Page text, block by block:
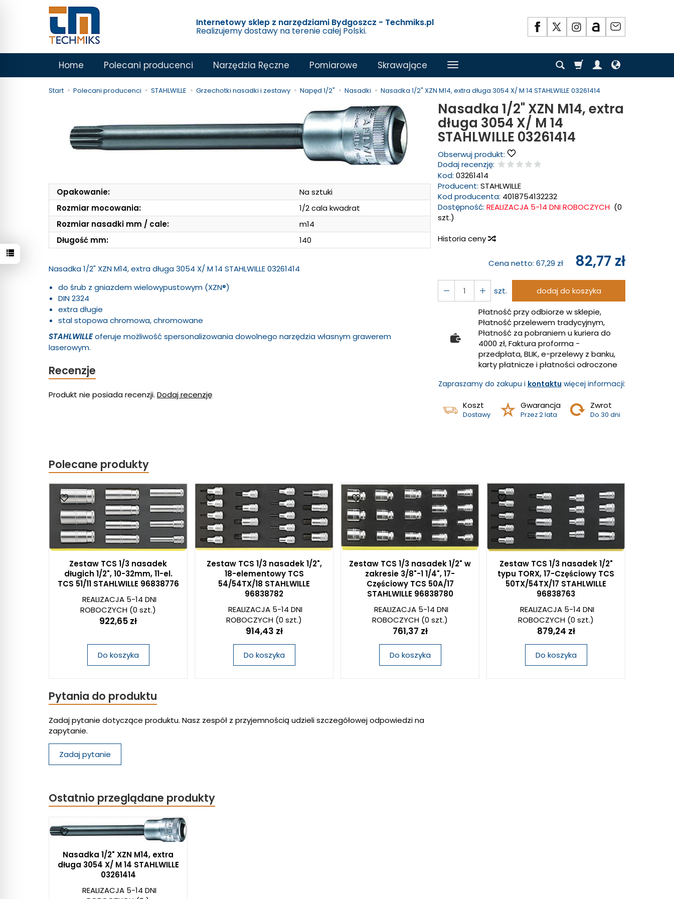
Internetowy sklep z narzędziami Bydgoszcz - Techmiks.pl
Realizujemy dostawy na terenie całej Polski.
Home Polecani producenci Narzędzia Ręczne Pomiarowe Skrawające
Start Polecani producenci STAHLWILLE Grzechotki nasadki i zestawy Napęd 1/2" Nasadki Nasadka 1/2" XZN M14, extra długa 3054 X/ M 14 STAHLWILLE 03261414
Nasadka 1/2" XZN M14, extra
długa 3054 X/ M 14
STAHLWILLE 03261414
Obserwuj produkt:
Dodaj recenzję:
Kod: 03261414
Producent: STAHLWILLE
Kod producenta: 4018754132232
Dostępność: REALIZACJA 5-14 DNI ROBOCZYCH (0
szt.)
Historia ceny
Cena netto: 67,29 zł 82,77 zł
szt.
dodaj do koszyka
Płatność przy odbiorze w sklepie,
Płatność przelewem tradycyjnym,
Płatność za pobraniem u kuriera do
4000 zł, Faktura proforma -
przedpłata, BLIK, e-przelewy z banku,
karty płatnicze i płatności odroczone
Zapraszamy do zakupu i kontaktu więcej informacji:
Koszt
Dostawy
Gwarancja
Przez 2 lata
Zwrot
Do 30 dni
Opakowanie:
Na sztuki
Rozmiar mocowania:
1/2 cala kwadrat
Rozmiar nasadki mm / cale:
m14
Długość mm:
140
Nasadka 1/2" XZN M14, extra długa 3054 X/ M 14 STAHLWILLE 03261414
do śrub z gniazdem wielowypustowym (XZN®)
DIN 2324
extra długie
stal stopowa chromowa, chromowane
STAHLWILLEoferuje możliwość spersonalizowania dowolnego narzędzia własnym grawerem
laserowym.
Recenzje
Produkt nie posiada recenzji. Dodaj recenzję
Polecane produkty
Zestaw TCS 1/3 nasadek
długich 1/2", 10-32mm, 11-el.
TCS 51/11 STAHLWILLE 96838776
REALIZACJA 5-14 DNI
ROBOCZYCH (0 szt.)
922,65 zł
Do koszyka
Zestaw TCS 1/3 nasadek 1/2",
18-elementowy TCS
54/54TX/18 STAHLWILLE
96838782
REALIZACJA 5-14 DNI
ROBOCZYCH (0 szt.)
914,43 zł
Do koszyka
Zestaw TCS 1/3 nasadek 1/2" w
zakresie 3/8"-1 1/4", 17-
Częściowy TCS 50A/17
STAHLWILLE 96838780
REALIZACJA 5-14 DNI
ROBOCZYCH (0 szt.)
761,37 zł
Do koszyka
Zestaw TCS 1/3 nasadek 1/2"
typu TORX, 17-Częściowy TCS
50TX/54TX/17 STAHLWILLE
96838763
REALIZACJA 5-14 DNI
ROBOCZYCH (0 szt.)
879,24 zł
Do koszyka
Pytania do produktu
Zadaj pytanie dotyczące produktu. Nasz zespół z przyjemnością udzieli szczegółowej odpowiedzi na
zapytanie.
Zadaj pytanie
Ostatnio przeglądane produkty
Nasadka 1/2" XZN M14, extra
długa 3054 X/ M 14 STAHLWILLE
03261414
REALIZACJA 5-14 DNI